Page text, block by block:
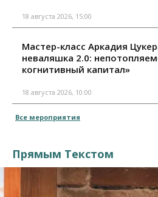
18 августа 2026, 15:00
Мастер-класс Аркадия
неваляшка 2.0:
когнитивный капитал»
18 августа 2026, 10:00
Все мероприятия
Прямым Текстом